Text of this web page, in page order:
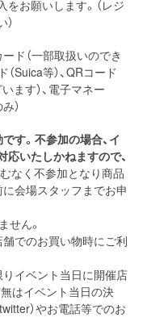
お願いします。（レジ
ド（一部取扱いのでき
Suica等）、QRコード
ます）、電子マネー
）
す。不参加の場合、イ
いたしかねますので、
なく不参加となり商品
会場スタッフまでお申
せん。
でのお買い物時にご利
イベント当日に開催店
はイベント当日の決
）やお電話等でのお